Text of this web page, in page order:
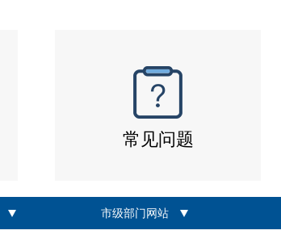
常见问题
市级部门网站